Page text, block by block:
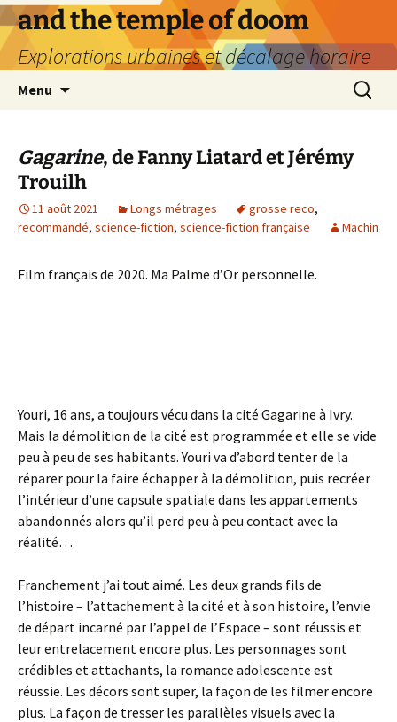
Aller
au
contenu
and the temple of doom
Explorations urbaines et décalage horaire
Menu
Gagarine, de Fanny Liatard et Jérémy
Trouilh
11 août 2021 Longs métrages grosse reco,
recommandé, science-fiction, science-fiction française Machin
Film français de 2020. Ma Palme d’Or personnelle.
Youri, 16 ans, a toujours vécu dans la cité Gagarine à Ivry.
Mais la démolition de la cité est programmée et elle se vide
peu à peu de ses habitants. Youri va d’abord tenter de la
réparer pour la faire échapper à la démolition, puis recréer
l’intérieur d’une capsule spatiale dans les appartements
abandonnés alors qu’il perd peu à peu contact avec la
réalité…
Franchement j’ai tout aimé. Les deux grands fils de
l’histoire – l’attachement à la cité et à son histoire, l’envie
de départ incarné par l’appel de l’Espace – sont réussis et
leur entrelacement encore plus. Les personnages sont
crédibles et attachants, la romance adolescente est
réussie. Les décors sont super, la façon de les filmer encore
plus. La façon de tresser les parallèles visuels avec la